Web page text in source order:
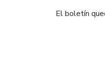
El boletín